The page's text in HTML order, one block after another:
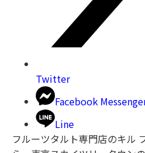
Twitter
Facebook
Line
フルーツタルト専門店のキル